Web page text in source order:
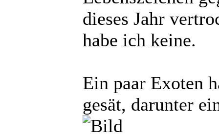
dieses Jahr
habe ich keine.
Ein paar Exoten
gesät, darunter